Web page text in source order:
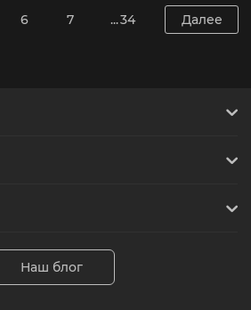
6 7 ... 34 Далее
Наш блог